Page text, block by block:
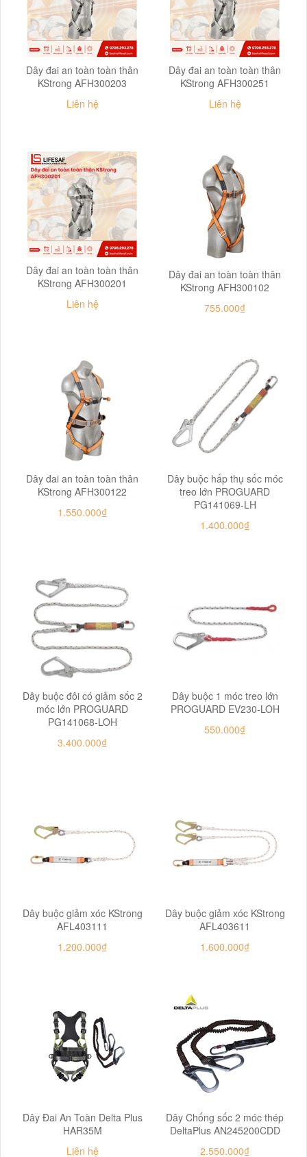
Dây đai an toàn toàn thân
KStrong AFH300203
Liên hệ
Dây đai an toàn toàn thân
KStrong AFH300251
Liên hệ
Dây đai an toàn toàn thân
KStrong AFH300201
Liên hệ
Dây đai an toàn toàn thân
KStrong AFH300102
755.000₫
Dây đai an toàn toàn thân
KStrong AFH300122
1.550.000₫
Dây buộc hấp thụ sốc móc
treo lớn PROGUARD
PG141069-LH
1.400.000₫
Dây buộc đôi có giảm sốc 2
móc lớn PROGUARD
PG141068-LOH
3.400.000₫
Dây buộc 1 móc treo lớn
PROGUARD EV230-LOH
550.000₫
Dây buộc giảm xóc KStrong
AFL403111
1.200.000₫
Dây buộc giảm xóc KStrong
AFL403611
1.600.000₫
Dây Đai An Toàn Delta Plus
HAR35M
Liên hệ
Dây Chống sốc 2 móc thép
DeltaPlus AN245200CDD
2.550.000₫